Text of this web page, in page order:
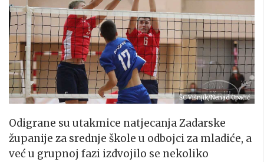
ŠC Višnjik/Nenad Opačić
Odigrane su utakmice natjecanja Zadarske
županije za srednje škole u odbojci za mladiće, a
već u grupnoj fazi izdvojilo se nekoliko